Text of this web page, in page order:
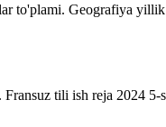
to'plami. Geografiya
tili ish reja 2024